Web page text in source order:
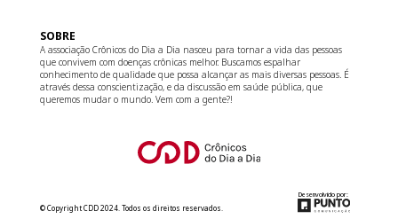
SOBRE
A associação Crônicos do Dia a Dia nasceu para tornar a vida das pessoas
que convivem com doenças crônicas melhor. Buscamos espalhar
conhecimento de qualidade que possa alcançar as mais diversas pessoas. É
através dessa conscientização, e da discussão em saúde pública, que
queremos mudar o mundo. Vem com a gente?!
© Copyright CDD 2024. Todos os direitos reservados.
Desenvolvido por: